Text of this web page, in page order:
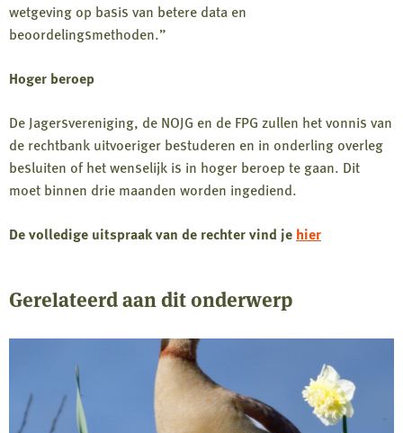
wetgeving op basis van betere data en
beoordelingsmethoden.”
Hoger beroep
De Jagersvereniging, de NOJG en de FPG zullen het vonnis van
de rechtbank uitvoeriger bestuderen en in onderling overleg
besluiten of het wenselijk is in hoger beroep te gaan. Dit
moet binnen drie maanden worden ingediend.
De volledige uitspraak van de rechter vind je hier
Gerelateerd aan dit onderwerp